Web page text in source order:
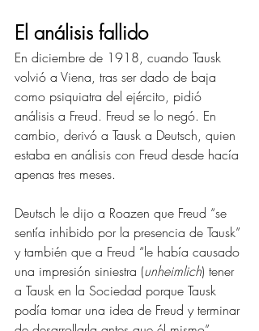
El análisis fallido
En diciembre de 1918, cuando Tausk
volvió a Viena, tras ser dado de baja
como psiquiatra del ejército, pidió
análisis a Freud. Freud se lo negó. En
cambio, derivó a Tausk a Deutsch, quien
estaba en análisis con Freud desde hacía
apenas tres meses.
Deutsch le dijo a Roazen que Freud “se
sentía inhibido por la presencia de Tausk”
y también que a Freud “le había causado
una impresión siniestra (unheimlich) tener
a Tausk en la Sociedad porque Tausk
podía tomar una idea de Freud y terminar